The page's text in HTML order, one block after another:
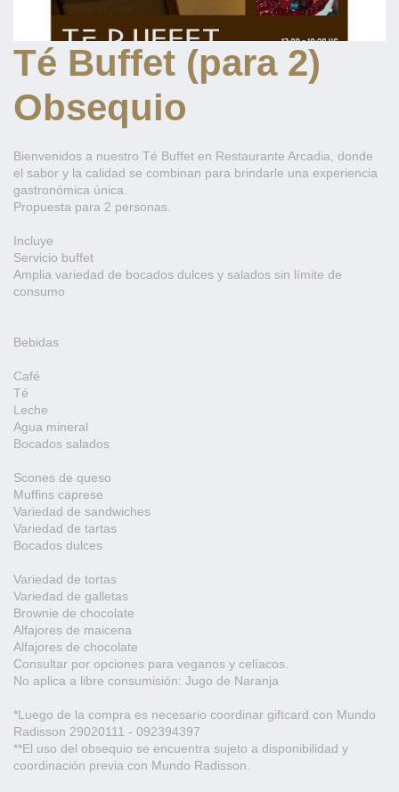
Té Buffet (para 2)
Obsequio
Bienvenidos a nuestro Té Buffet en Restaurante Arcadia, donde
el sabor y la calidad se combinan para brindarle una experiencia
gastronómica única.
Propuesta para 2 personas.
Incluye
Servicio buffet
Amplia variedad de bocados dulces y salados sin límite de
consumo
Bebidas
Café
Té
Leche
Agua mineral
Bocados salados
Scones de queso
Muffins caprese
Variedad de sandwiches
Variedad de tartas
Bocados dulces
Variedad de tortas
Variedad de galletas
Brownie de chocolate
Alfajores de maicena
Alfajores de chocolate
Consultar por opciones para veganos y celíacos.
No aplica a libre consumisión: Jugo de Naranja
*Luego de la compra es necesario coordinar giftcard con Mundo
Radisson 29020111 - 092394397
**El uso del obsequio se encuentra sujeto a disponibilidad y
coordinación previa con Mundo Radisson.